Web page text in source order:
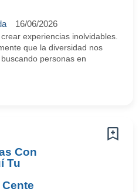
16/06/2026
experiencias inolvidables.
que la diversidad nos
personas en
Con
Tu